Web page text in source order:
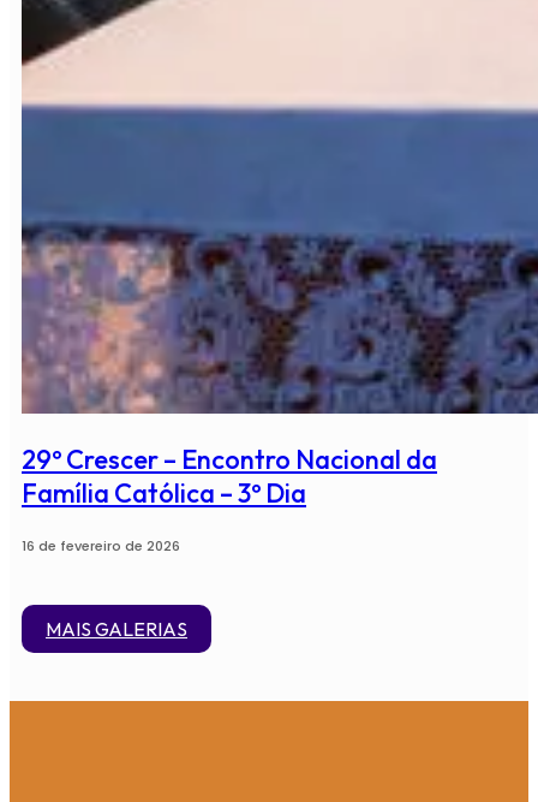
29º Crescer – Encontro Nacional da
Família Católica – 3º Dia
16 de fevereiro de 2026
MAIS GALERIAS